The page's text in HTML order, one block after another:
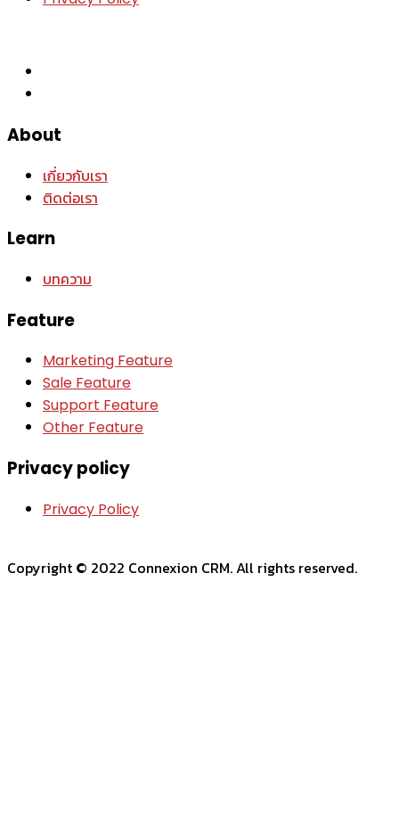
About
เกี่ยวกับเรา
ติดต่อเรา
Learn
บทความ
Feature
Marketing Feature
Sale Feature
Support Feature
Other Feature
Privacy policy
Privacy Policy
Copyright © 2022 Connexion CRM. All rights reserved.